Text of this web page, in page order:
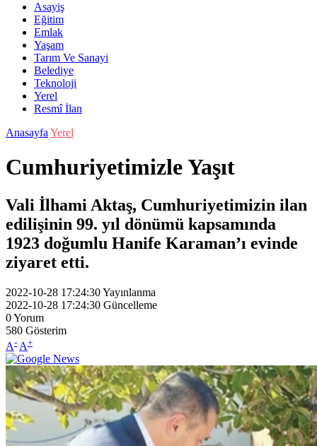
Asayiş
Eğitim
Emlak
Yaşam
Tarım Ve Sanayi
Belediye
Teknoloji
Yerel
Resmî İlan
Anasayfa Yerel
Cumhuriyetimizle Yaşıt
Vali İlhami Aktaş, Cumhuriyetimizin ilan
edilişinin 99. yıl dönümü kapsamında
1923 doğumlu Hanife Karaman’ı evinde
ziyaret etti.
2022-10-28 17:24:30Yayınlanma
2022-10-28 17:24:30 Güncelleme
0Yorum
580 Gösterim
A- A+